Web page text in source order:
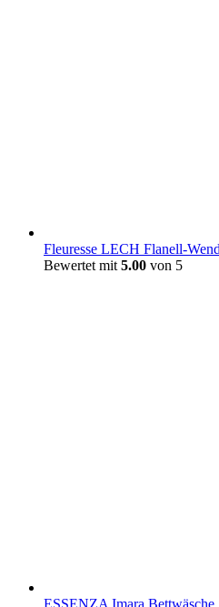
Fleuresse LECH Flanell-
Bewertet mit 5.00 von 5
ESSENZA Imara Bettwäsche